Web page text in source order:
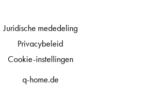
q-home.de
Juridische mededeling
Privacybeleid
Cookie-instellingen